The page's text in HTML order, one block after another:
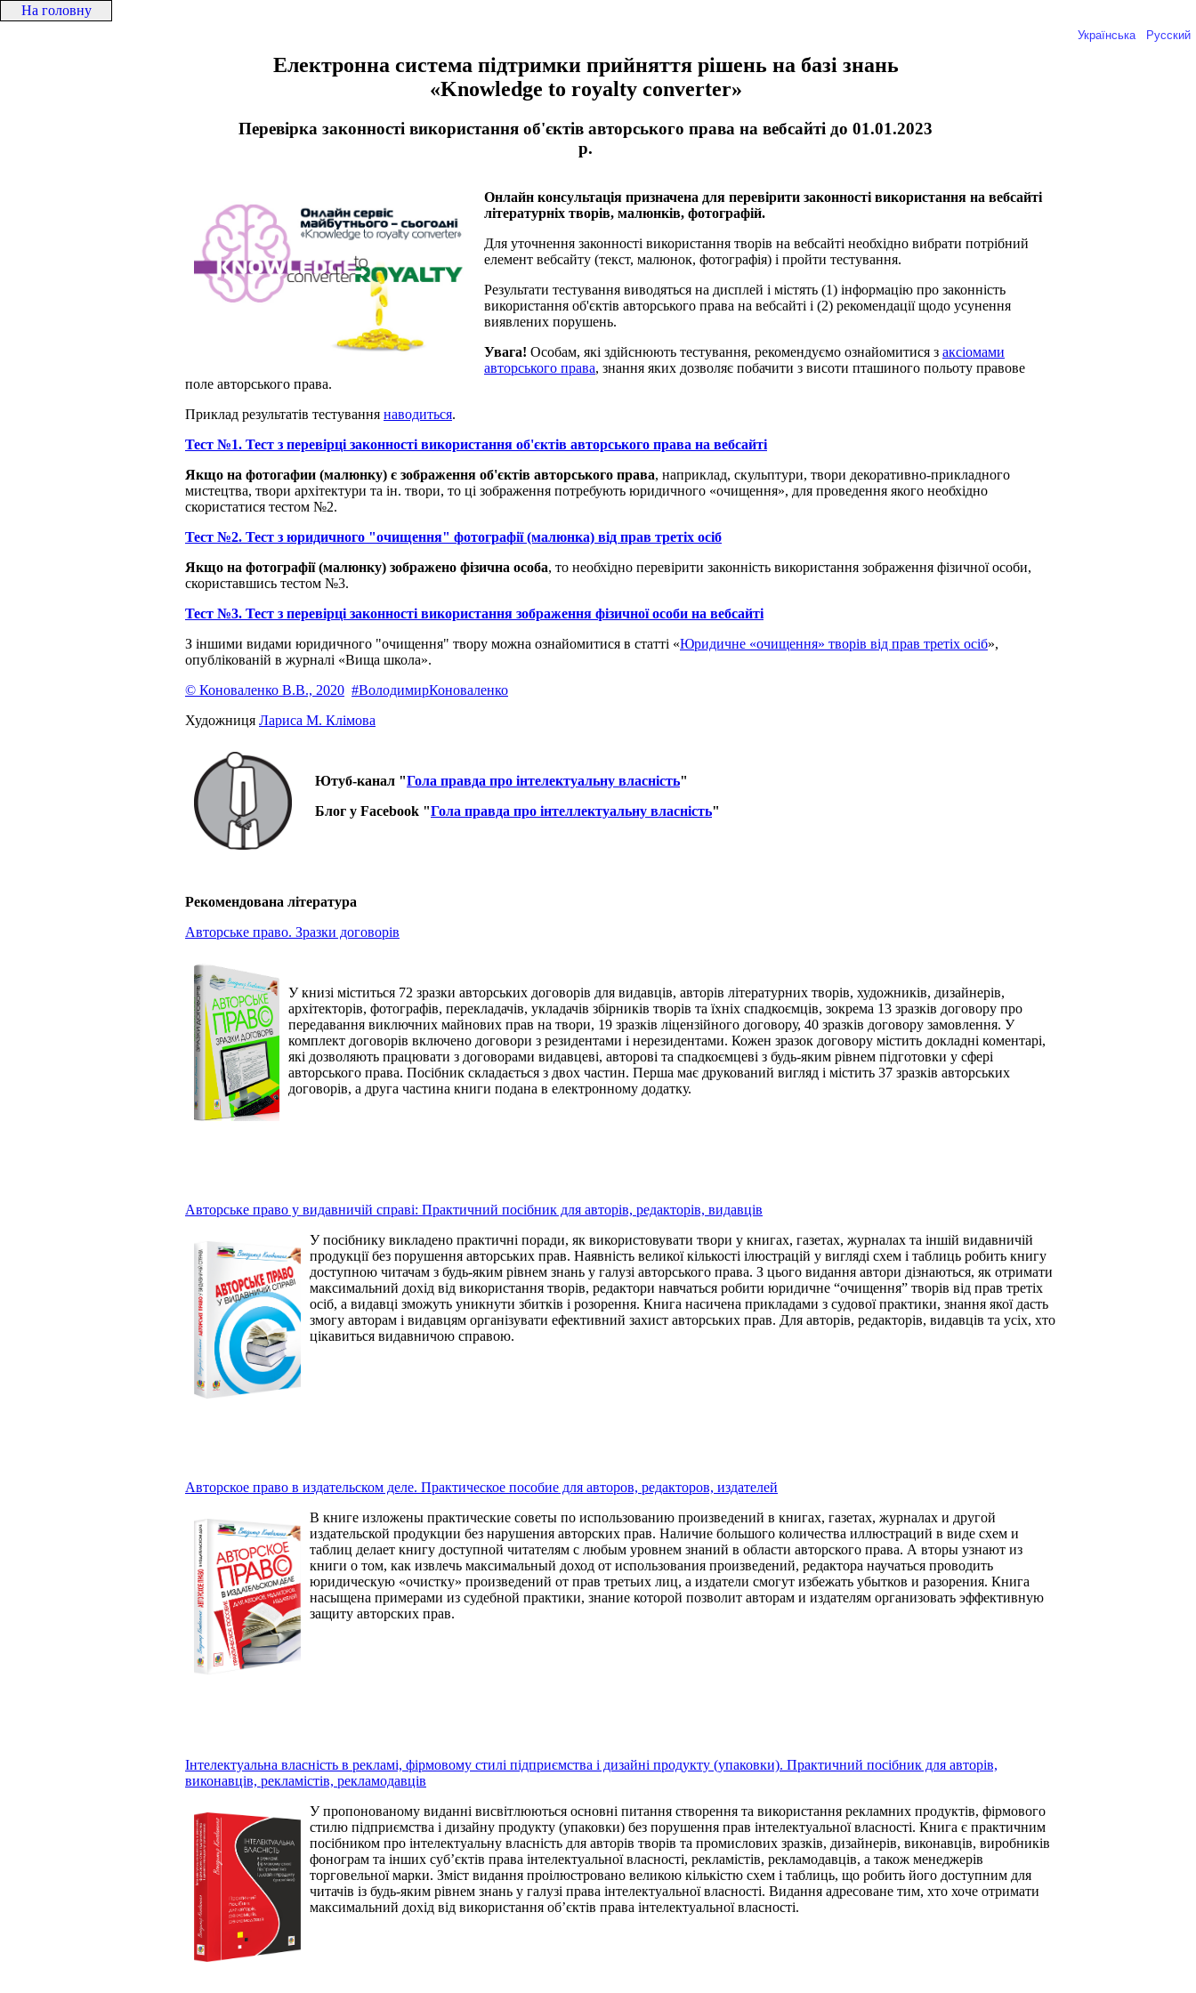
Електронна система підтримки прийняття рішень на базі знань
«Knowledge to royalty converter»
Перевірка законності використання об'єктів авторського права на вебсайті до 01.01.2023
р.
На головну
Українська Русский
Онлайн консультація призначена для перевірити законності використання на вебсайті
літературніх творів, малюнків, фотографій.
Для уточнення законності використання творів на вебсайті необхідно вибрати потрібний
елемент вебсайту (текст, малюнок, фотографія) і пройти тестування.
Результати тестування виводяться на дисплей і містять (1) інформацію про законність
використання об'єктів авторського права на вебсайті і (2) рекомендації щодо усунення
виявлених порушень.
Увага! Особам, які здійснюють тестування, рекомендуємо ознайомитися з аксіомами
авторського права, знання яких дозволяє побачити з висоти пташиного польоту правове
поле авторського права.
Приклад результатів тестування наводиться.
Тест №1. Тест з перевірці законності використання об'єктів авторського права на вебсайті
Якщо на фотогафии (малюнку) є зображення об'єктів авторського права, наприклад, скульптури, твори декоративно-прикладного
мистецтва, твори архітектури та ін. твори, то ці зображення потребують юридичного «очищення», для проведення якого необхідно
скористатися тестом №2.
Тест №2. Тест з юридичного "очищення" фотографії (малюнка) від прав третіх осіб
Якщо на фотографії (малюнку) зображено фізична особа, то необхідно перевірити законність використання зображення фізичної особи,
скориставшись тестом №3.
Тест №3. Тест з перевірці законності використання зображення фізичної особи на вебсайті
З іншими видами юридичного "очищення" твору можна ознайомитися в статті «Юридичне «очищення» творів від прав третіх осіб»,
опублікованій в журналі «Вища школа».
© Коноваленко В.В., 2020 #ВолодимирКоноваленко
Художниця Лариса М. Клімова
Ютуб-канал "Гола правда про інтелектуальну власність"
Блог у Facebook "Гола правда про інтеллектуальну власність"
Рекомендована література
Авторське право. Зразки договорів
У книзі міститься 72 зразки авторських договорів для видавців, авторів літературних творів, художників, дизайнерів,
архітекторів, фотографів, перекладачів, укладачів збірників творів та їхніх спадкоємців, зокрема 13 зразків договору про
передавання виключних майнових прав на твори, 19 зразків ліцензійного договору, 40 зразків договору замовлення. У
комплект договорів включено договори з резидентами і нерезидентами. Кожен зразок договору містить докладні коментарі,
які дозволяють працювати з договорами видавцеві, авторові та спадкоємцеві з будь-яким рівнем підготовки у сфері
авторського права. Посібник складається з двох частин. Перша має друкований вигляд і містить 37 зразків авторських
договорів, а друга частина книги подана в електронному додатку.
Авторське право у видавничій справі: Практичний посібник для авторів, редакторів, видавців
У посібнику викладено практичні поради, як використовувати твори у книгах, газетах, журналах та іншій видавничій
продукції без порушення авторських прав. Наявність великої кількості ілюстрацій у вигляді схем і таблиць робить книгу
доступною читачам з будь-яким рівнем знань у галузі авторського права. З цього видання автори дізнаються, як отримати
максимальний дохід від використання творів, редактори навчаться робити юридичне “очищення” творів від прав третіх
осіб, а видавці зможуть уникнути збитків і розорення. Книга насичена прикладами з судової практики, знання якої дасть
змогу авторам і видавцям організувати ефективний захист авторських прав. Для авторів, редакторів, видавців та усіх, хто
цікавиться видавничою справою.
Авторское право в издательском деле. Практическое пособие для авторов, редакторов, издателей
В книге изложены практические советы по использованию произведений в книгах, газетах, журналах и другой
издательской продукции без нарушения авторских прав. Наличие большого количества иллюстраций в виде схем и
таблиц делает книгу доступной читателям с любым уровнем знаний в области авторского права. А вторы узнают из
книги о том, как извлечь максимальный доход от использования произведений, редактора научаться проводить
юридическую «очистку» произведений от прав третьих лиц, а издатели смогут избежать убытков и разорения. Книга
насыщена примерами из судебной практики, знание которой позволит авторам и издателям организовать эффективную
защиту авторских прав.
Інтелектуальна власність в рекламі, фірмовому стилі підприємства і дизайні продукту (упаковки). Практичний посібник для авторів,
виконавців, рекламістів, рекламодавців
У пропонованому виданні висвітлюються основні питання створення та використання рекламних продуктів, фірмового
стилю підприємства і дизайну продукту (упаковки) без порушення прав інтелектуальної власності. Книга є практичним
посібником про інтелектуальну власність для авторів творів та промислових зразків, дизайнерів, виконавців, виробників
фонограм та інших суб’єктів права інтелектуальної власності, рекламістів, рекламодавців, а також менеджерів
торговельної марки. Зміст видання проілюстровано великою кількістю схем і таблиць, що робить його доступним для
читачів із будь-яким рівнем знань у галузі права інтелектуальної власності. Видання адресоване тим, хто хоче отримати
максимальний дохід від використання об’єктів права інтелектуальної власності.